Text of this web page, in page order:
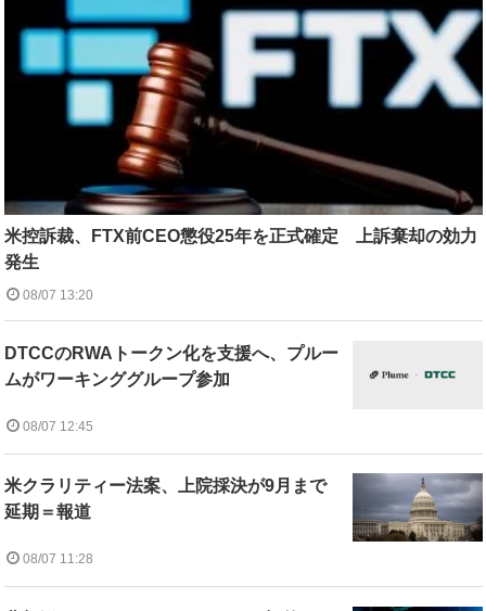
米控訴裁、FTX前CEO懲役25年を正式確定 上訴棄却の効力
発生
08/07 13:20
DTCCのRWAトークン化を支援へ、プルー
ムがワーキンググループ参加
08/07 12:45
米クラリティー法案、上院採決が9月まで
延期＝報道
08/07 11:28